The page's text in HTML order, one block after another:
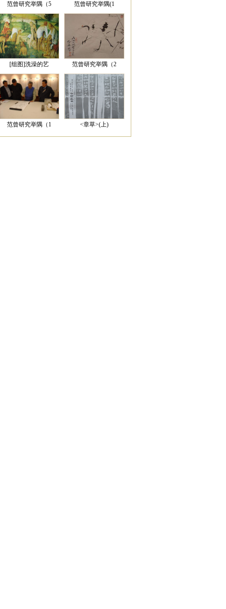
范曾研究举隅（5 范曾研究举隅(1
[组图]洗澡的艺 范曾研究举隅（2
范曾研究举隅（1 <章草>(上)